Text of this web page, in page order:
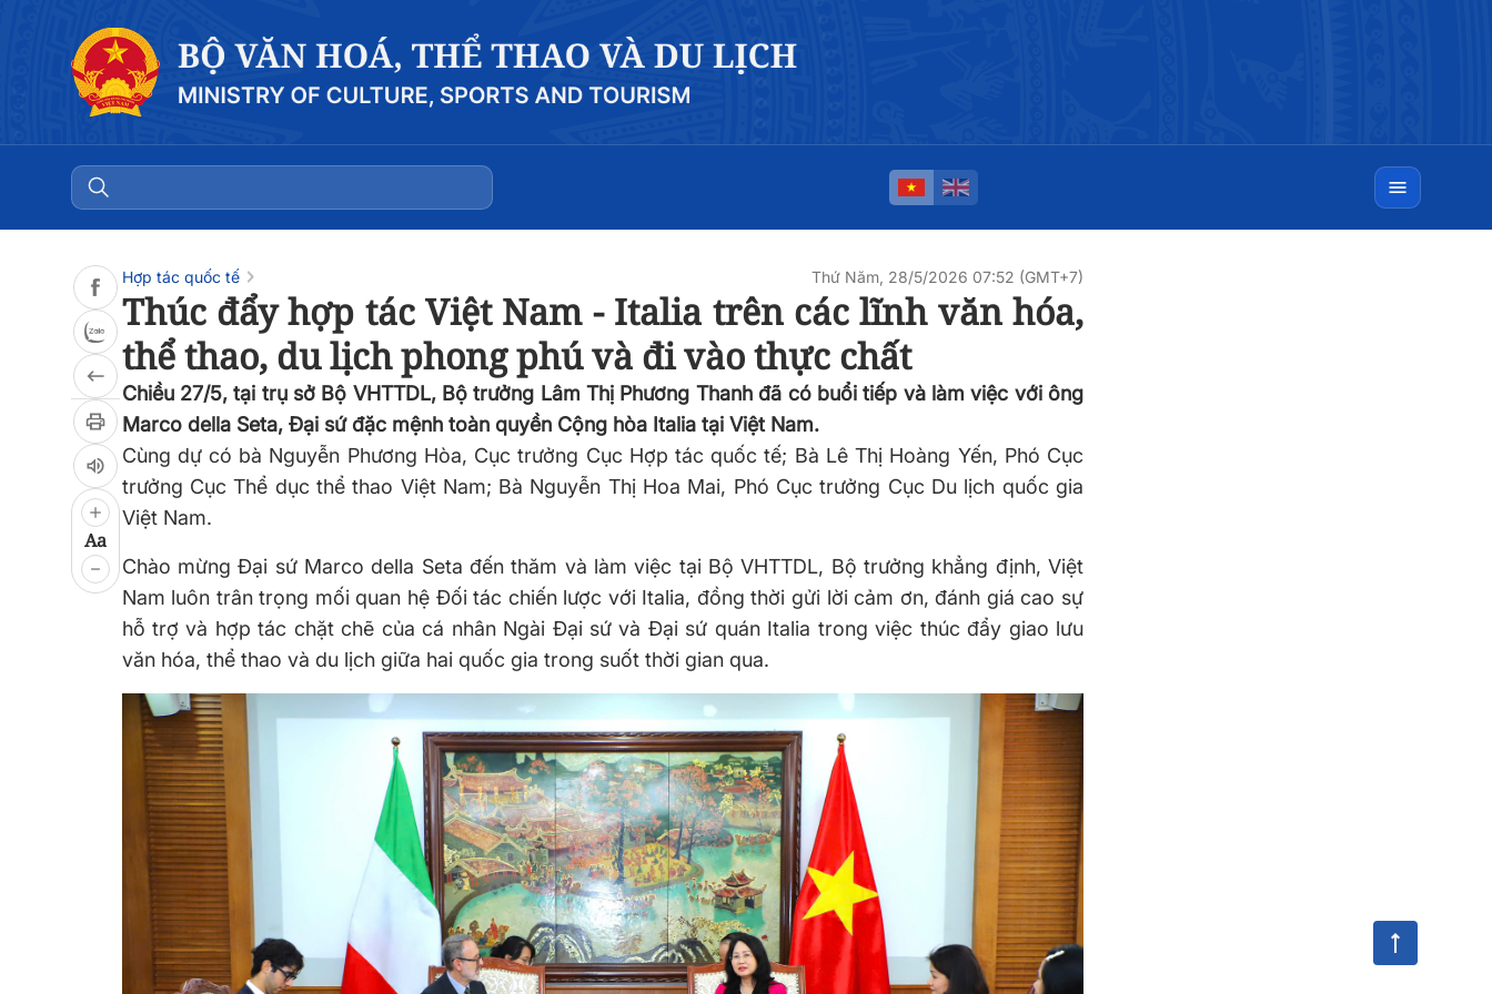
Aa
Hợp tác quốc tế Thứ Năm, 28/5/2026 07:52 (GMT+7)
Thúc đẩy hợp tác Việt Nam - Italia trên các lĩnh văn hóa,
thể thao, du lịch phong phú và đi vào thực chất
Chiều 27/5, tại trụ sở Bộ VHTTDL, Bộ trưởng Lâm Thị Phương Thanh đã có buổi tiếp và làm việc với ông
Marco della Seta, Đại sứ đặc mệnh toàn quyền Cộng hòa Italia tại Việt Nam.
Cùng dự có bà Nguyễn Phương Hòa, Cục trưởng Cục Hợp tác quốc tế; Bà Lê Thị Hoàng Yến, Phó Cục
trưởng Cục Thể dục thể thao Việt Nam; Bà Nguyễn Thị Hoa Mai, Phó Cục trưởng Cục Du lịch quốc gia
Việt Nam.
Chào mừng Đại sứ Marco della Seta đến thăm và làm việc tại BộVHTTDL, Bộ trưởng khẳng định, Việt
Nam luôn trân trọng mối quan hệ Đối tác chiến lược với Italia, đồng thời gửi lời cảm ơn, đánh giá cao sự
hỗ trợ và hợp tác chặt chẽ của cá nhân Ngài Đại sứ và Đại sứ quán Italia trong việc thúc đẩy giao lưu
văn hóa, thể thao và du lịch giữa hai quốc gia trong suốt thời gian qua.
0:00 0:00